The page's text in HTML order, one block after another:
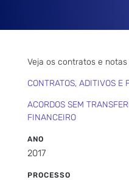
Veja os contratos e
CONTRATOS, ADITIVOS
ACORDOS SEM
FINANCEIRO
ANO
2017
PROCESSO